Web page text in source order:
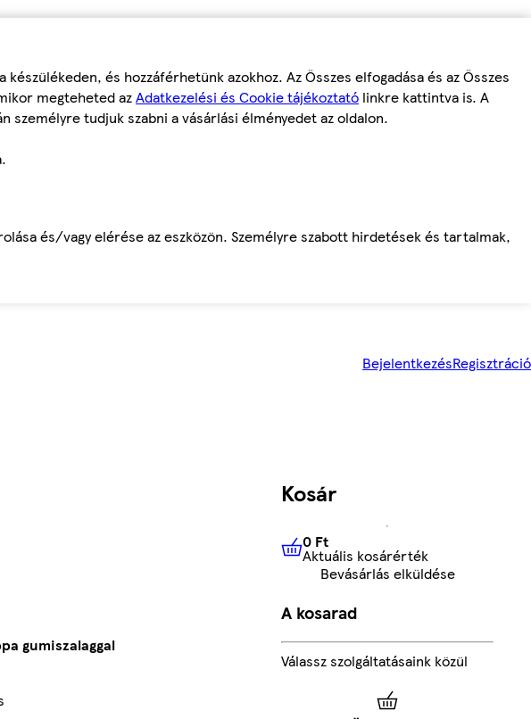
és hozzáférhetünk azokhoz. Az Összes elfogadása és az Összes
megteheted azAdatkezelési és Cookie tájékoztató linkre kattintva is. A
tudjuk szabni a vásárlási élményedet az oldalon.
és/vagy elérése az eszközön. Személyre szabott hirdetések és tartalmak,
BejelentkezésRegisztráció
gumiszalaggal
Kosár
0 FtAktuális kosárérték
0 Ft
Aktuális kosárérték
Bevásárlás elküldése
A kosarad
Válassz szolgáltatásaink közül